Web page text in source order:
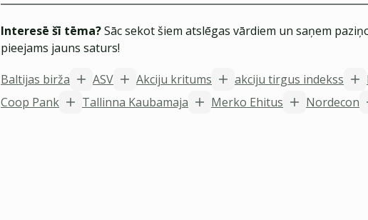
Interesē šī tēma?Sāc sekot šiem atslēgas vārdiem un saņem
pieejams jauns saturs!
Baltijas birža
ASV Akciju kritums akciju tirgus indekss
Coop Pank
Tallinna Kaubamaja Merko Ehitus Nordecon